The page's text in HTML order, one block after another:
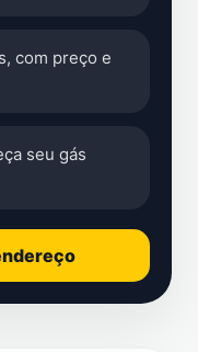
com preço e
seu gás